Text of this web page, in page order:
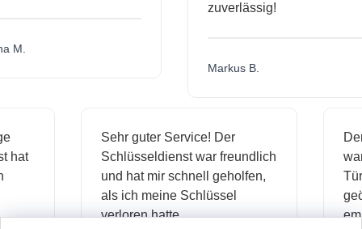
zuverlässig!
Markus B.
hat
Sehr guter Service! Der
Schlüsseldienst war freundlich
und hat mir schnell geholfen,
als ich meine Schlüssel
verloren hatte.